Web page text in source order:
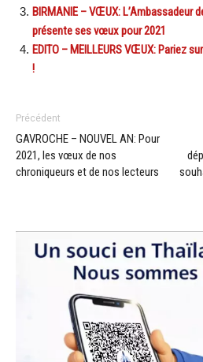
BIRMANIE – VŒUX: L’Ambassadeur
présente ses vœux pour 2021
EDITO – MEILLEURS VŒUX: Pariez
!
Précédent
GAVROCHE – NOUVEL AN: Pour
2021, les vœux de nos
chroniqueurs et de nos lecteurs